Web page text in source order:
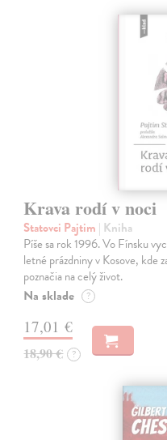
Krava rodí v noci
Statovci Pajtim | Kniha
Píše sa rok 1996. Vo Fínsku
letné prázdniny v Kosove, kde
poznačia na celý život.
Na sklade ?
17,01 €
18,90 € ?